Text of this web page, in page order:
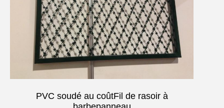
PVC soudé au coûtFil de rasoir à